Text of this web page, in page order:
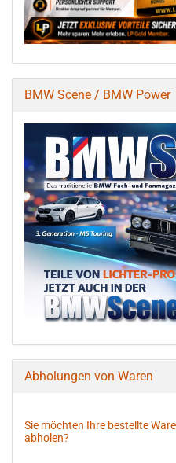
BMW Scene / BMW Power
Abholungen von Waren
Sie möchten Ihre bestellte
abholen?